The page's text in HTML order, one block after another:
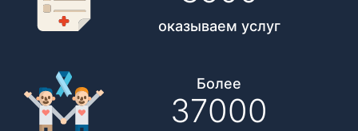
оказываем услуг
Более
37000